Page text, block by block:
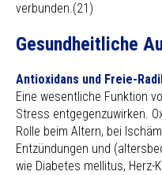
verbunden.(21)
Gesundheitliche
Antioxidans und Freie-
Eine wesentliche Funktion
Stress entgegenzuwirken.
Rolle beim Altern, bei
Entzündungen und
wie Diabetes mellitus, Herz-